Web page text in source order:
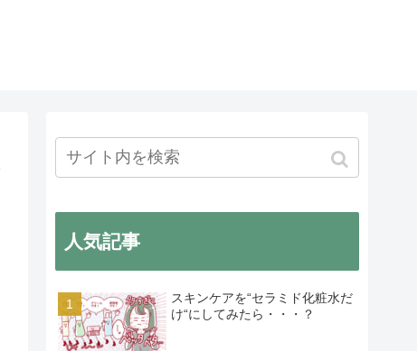
人気記事
スキンケアを“セラミド化粧水だ
け“にしてみたら・・・？